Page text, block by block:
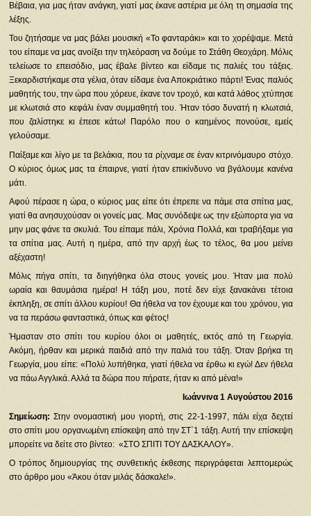
Βέβαια, για μας ήταν ανάγκη, γιατί μας έκανε αστέρια με όλη τη σημασία της
λέξης.
Του ζητήσαμε να μας βάλει μουσική «Το φανταράκι» και το χορέψαμε. Μετά
του είπαμε να μας ανοίξει την τηλεόραση να δούμε το Στάθη Θεοχάρη. Μόλις
τελείωσε το επεισόδιο, μας έβαλε βίντεο και είδαμε τις παλιές του τάξεις.
Ξεκαρδιστήκαμε στα γέλια, όταν είδαμε ένα Αποκριάτικο πάρτι! Ένας παλιός
μαθητής του, την ώρα που χόρευε, έκανε τον τροχό, και κατά λάθος χτύπησε
με κλωτσιά στο κεφάλι έναν συμμαθητή του. Ήταν τόσο δυνατή η κλωτσιά,
που ζαλίστηκε κι έπεσε κάτω! Παρόλο που ο καημένος πονούσε, εμείς
γελούσαμε.
Παίξαμε και λίγο με τα βελάκια, που τα ρίχναμε σε έναν κιτρινόμαυρο στόχο.
Ο κύριος όμως μας τα έπαιρνε, γιατί ήταν επικίνδυνο να βγάλουμε κανένα
μάτι.
Αφού πέρασε η ώρα, ο κύριος μας είπε ότι έπρεπε να πάμε στα σπίτια μας,
γιατί θα ανησυχούσαν οι γονείς μας. Μας συνόδεψε ως την εξώπορτα για να
μην μας φάνε τα σκυλιά. Του είπαμε πάλι, Χρόνια Πολλά, και τραβήξαμε για
τα σπίτια μας. Αυτή η ημέρα, από την αρχή έως το τέλος, θα μου μείνει
αξέχαστη!
Μόλις πήγα σπίτι, τα διηγήθηκα όλα στους γονείς μου. Ήταν μια πολύ
ωραία και θαυμάσια ημέρα! Η τάξη μου, ποτέ δεν είχε ξανακάνει τέτοια
έκπληξη, σε σπίτι άλλου κυρίου! Θα ήθελα να τον έχουμε και του χρόνου, για
να τα περάσω φανταστικά, όπως και φέτος!
Ήμασταν στο σπίτι του κυρίου όλοι οι μαθητές, εκτός από τη Γεωργία.
Ακόμη, ήρθαν και μερικά παιδιά από την παλιά του τάξη. Όταν βρήκα τη
Γεωργία, μου είπε: «Πολύ λυπήθηκα, γιατί ήθελα να έρθω κι εγώ! Δεν ήθελα
να πάω Αγγλικά. Αλλά τα δώρα που πήρατε, ήταν κι από μένα!»
Ιωάννινα 1 Αυγούστου 2016
Σημείωση: Στην ονομαστική μου γιορτή, στις 22-1-1997, πάλι είχα δεχτεί
στο σπίτι μου οργανωμένη επίσκεψη από την ΣΤ`1 τάξη. Αυτή την επίσκεψη
μπορείτε να δείτε στο βίντεο: «ΣΤΟ ΣΠΙΤΙ ΤΟΥ ΔΑΣΚΑΛΟΥ».
Ο τρόπος δημιουργίας της συνθετικής έκθεσης περιγράφεται λεπτομερώς
στο άρθρο μου «Άκου όταν μιλάς δάσκαλε!».